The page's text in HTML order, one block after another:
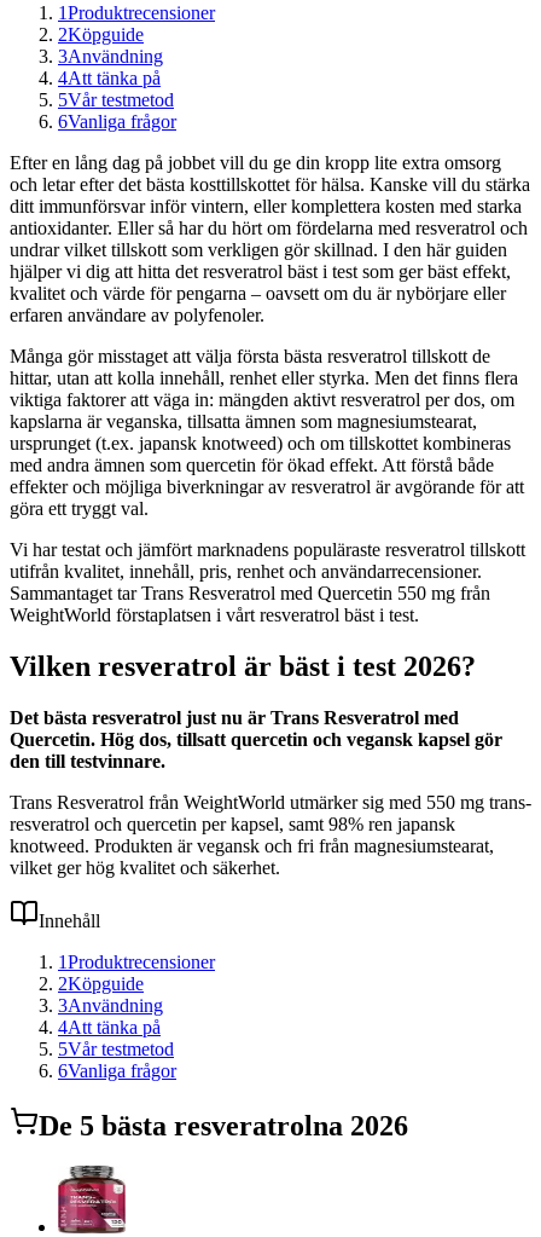
1Produktrecensioner
2Köpguide
3Användning
4Att tänka på
5Vår testmetod
6Vanliga frågor
Efter en lång dag på jobbet vill du ge din kropp lite extra omsorg
och letar efter det bästa kosttillskottet för hälsa. Kanske vill du stärka
ditt immunförsvar inför vintern, eller komplettera kosten med starka
antioxidanter. Eller så har du hört om fördelarna med resveratrol och
undrar vilket tillskott som verkligen gör skillnad. I den här guiden
hjälper vi dig att hitta det resveratrol bäst i test som ger bäst effekt,
kvalitet och värde för pengarna – oavsett om du är nybörjare eller
erfaren användare av polyfenoler.
Många gör misstaget att välja första bästa resveratrol tillskott de
hittar, utan att kolla innehåll, renhet eller styrka. Men det finns flera
viktiga faktorer att väga in: mängden aktivt resveratrol per dos, om
kapslarna är veganska, tillsatta ämnen som magnesiumstearat,
ursprunget (t.ex. japansk knotweed) och om tillskottet kombineras
med andra ämnen som quercetin för ökad effekt. Att förstå både
effekter och möjliga biverkningar av resveratrol är avgörande för att
göra ett tryggt val.
Vi har testat och jämfört marknadens populäraste resveratrol tillskott
utifrån kvalitet, innehåll, pris, renhet och användarrecensioner.
Sammantaget tar Trans Resveratrol med Quercetin 550 mg från
WeightWorld förstaplatsen i vårt resveratrol bäst i test.
Vilken resveratrol är bäst i test 2026?
Det bästa resveratrol just nu är Trans Resveratrol med
Quercetin. Hög dos, tillsatt quercetin och vegansk kapsel gör
den till testvinnare.
Trans Resveratrol från WeightWorld utmärker sig med 550 mg trans-
resveratrol och quercetin per kapsel, samt 98% ren japansk
knotweed. Produkten är vegansk och fri från magnesiumstearat,
vilket ger hög kvalitet och säkerhet.
Innehåll
1Produktrecensioner
2Köpguide
3Användning
4Att tänka på
5Vår testmetod
6Vanliga frågor
De 5 bästa resveratrolna 2026